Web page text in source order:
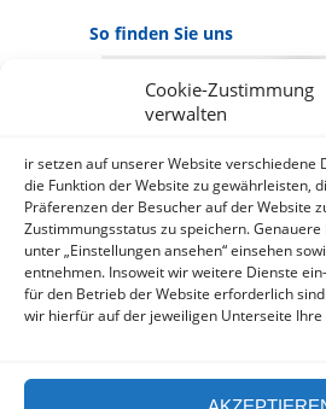
Cookie-Zustimmung
verwalten
ir setzen auf unserer Website verschiedene
die Funktion der Website zu gewährleisten,
Präferenzen der Besucher auf der Website
Zustimmungsstatus zu speichern.
unter „Einstellungen ansehen“ einsehen
entnehmen. Insoweit wir weitere Dienste
für den Betrieb der Website erforderlich
wir hierfür auf der jeweiligen Unterseite
So finden Sie uns
GOOGLE MAPS:
AKZEPTIEREN
Anbieter: Google
Bei der Nutzung dieses
werden Daten an
über¬mittelt,
wahr-scheinlich dass
(z.B. Cookies) auf
https://
hl=de&gl=de